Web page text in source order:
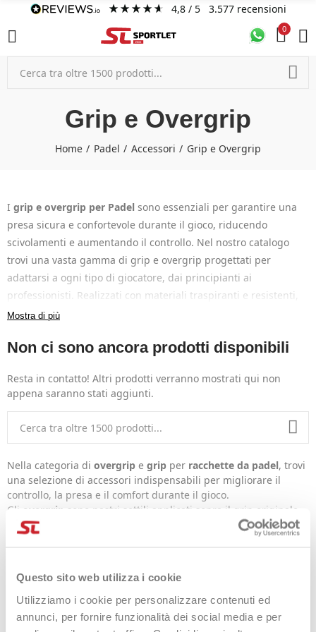
Questo sito web utilizza i cookie
Utilizziamo i cookie per personalizzare contenuti ed
annunci, per fornire funzionalità dei social media e per
4,8/ 5 3.577 recensioni
0
Grip e Overgrip
Home Padel Accessori Grip e Overgrip
I grip e overgrip per Padel sono essenziali per garantire una
presa sicura e confortevole durante il gioco, riducendo
scivolamenti e aumentando il controllo. Nel nostro catalogo
trovi una vasta gamma di grip e overgrip progettati per
adattarsi a ogni tipo di giocatore, dai principianti ai
professionisti. Realizzati con materiali traspiranti e resistenti,
migliorano la stabilità e assorbono il sudore, assicurando un
Mostra di più
Non ci sono ancora prodotti disponibili
Resta in contatto! Altri prodotti verranno mostrati qui non
appena saranno stati aggiunti.
Nella categoria di overgrip e grip per racchette da padel, trovi
una selezione di accessori indispensabili per migliorare il
controllo, la presa e il comfort durante il gioco.
Gli overgrip sono nastri sottili applicati sopra il grip originale
della racchetta, utilizzati principalmente per migliorare la
presa, aumentare il comfort e assorbire il sudore, garantendo
chi desidera un’aderenza superiore e una sensazione più
fresca, oltre a essere facilmente sostituibili, prolungando la
durata del grip principale. Igripsono invece le impugnature
principali della racchetta, essenziali per trasmettere sensibilità